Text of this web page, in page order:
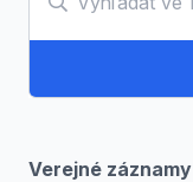
Verejné záznamy